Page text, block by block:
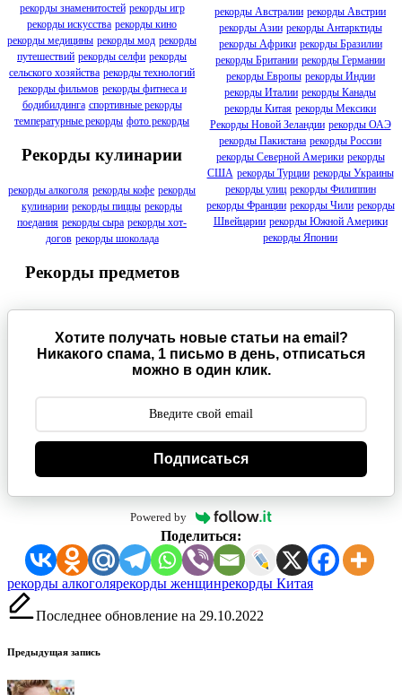
рекорды знаменитостей рекорды игр
рекорды искусства рекорды кино
рекорды медицины рекорды мод рекорды
путешествий рекорды селфи рекорды
сельского хозяйства рекорды технологий
рекорды фильмов рекорды фитнеса и
бодибилдинга спортивные рекорды
температурные рекорды фото рекорды
Рекорды кулинарии
рекорды алкоголя рекорды кофе рекорды
кулинарии рекорды пиццы рекорды
поедания рекорды сыра рекорды хот-
догов рекорды шоколада
Рекорды предметов
рекорды Австралии рекорды Австрии
рекорды Азии рекорды Антарктиды
рекорды Африки рекорды Бразилии
рекорды Британии рекорды Германии
рекорды Европы рекорды Индии
рекорды Италии рекорды Канады
рекорды Китая рекорды Мексики
Рекорды Новой Зеландии рекорды ОАЭ
рекорды Пакистана рекорды России
рекорды Северной Америки рекорды
США рекорды Турции рекорды Украины
рекорды улиц рекорды Филиппин
рекорды Франции рекорды Чили рекорды
Швейцарии рекорды Южной Америки
рекорды Японии
Хотите получать новые статьи на email?
Никакого спама, 1 письмо в день, отписаться
можно в один клик.
Подписаться
Powered by
Поделиться:
Метки:
рекорды алкоголярекорды женщинрекорды Китая
Последнее обновление на 29.10.2022
Навигация
записи
Предыдущая запись